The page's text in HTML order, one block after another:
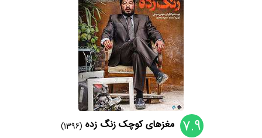
7.9 مغزهای کوچک زنگ زده (1396)